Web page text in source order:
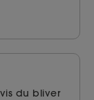
du bliver